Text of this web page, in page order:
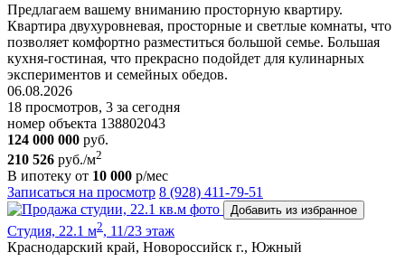
Предлагаем вашему вниманию просторную квартиру.
Квартира двухуровневая, просторные и светлые комнаты, что
позволяет комфортно разместиться большой семье. Большая
кухня-гостиная, что прекрасно подойдет для кулинарных
экспериментов и семейных обедов.
06.08.2026
18 просмотров, 3 за сегодня
номер объекта 138802043
124 000 000 руб.
210 526 руб./м2
В ипотеку от 10 000 р/мес
Записаться на просмотр 8 (928) 411-79-51
Добавить из избранное
Студия, 22.1 м2, 11/23 этаж
Краснодарский край, Новороссийск г., Южный